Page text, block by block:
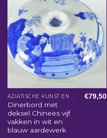
AZIATISCHE KUNST EN WOONACCESSOIRES
Dinerbord met
deksel Chinees vijf
vakken in wit en
blauw aardewerk
€79,50